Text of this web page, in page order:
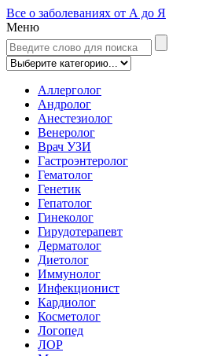
Все о заболеваниях от А до Я
Меню
Аллерголог
Андролог
Анестезиолог
Венеролог
Врач УЗИ
Гастроэнтеролог
Гематолог
Генетик
Гепатолог
Гинеколог
Гирудотерапевт
Дерматолог
Диетолог
Иммунолог
Инфекционист
Кардиолог
Косметолог
Логопед
ЛОР